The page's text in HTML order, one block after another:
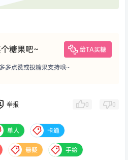
糖果吧~ 给TA买糖
多点赞或投糖果支持哦~
举报 0 0
单人 卡通
悬疑 手绘